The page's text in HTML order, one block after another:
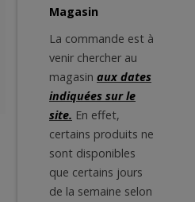
Magasin
La commande est à
venir chercher au
magasin aux dates
indiquées sur le
site. En effet,
certains produits ne
sont disponibles
que certains jours
de la semaine selon